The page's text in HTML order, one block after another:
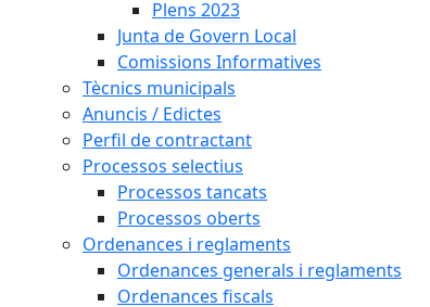
Plens 2023
Junta de Govern Local
Comissions Informatives
Tècnics municipals
Anuncis / Edictes
Perfil de contractant
Processos selectius
Processos tancats
Processos oberts
Ordenances i reglaments
Ordenances generals i reglaments
Ordenances fiscals